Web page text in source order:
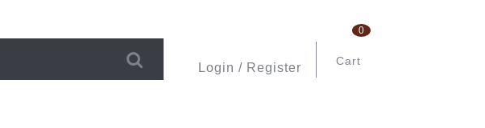
Login / Register
Cart
0